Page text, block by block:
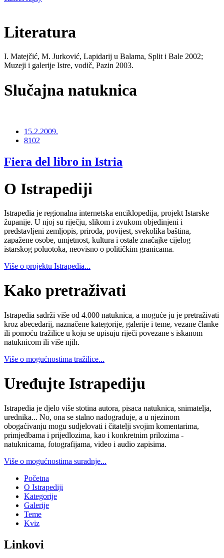
Literatura
I. Matejčić, M. Jurković, Lapidarij u Balama, Split i Bale 2002;
Muzeji i galerije Istre, vodič, Pazin 2003.
Slučajna natuknica
15.2.2009.
8102
Fiera del libro in Istria
O Istrapediji
Istrapedia je regionalna internetska enciklopedija, projekt Istarske
županije. U njoj su riječju, slikom i zvukom objedinjeni i
predstavljeni zemljopis, priroda, povijest, svekolika baština,
zapažene osobe, umjetnost, kultura i ostale značajke cijelog
istarskog poluotoka, neovisno o političkim granicama.
Više o projektu Istrapedia...
Kako pretraživati
Istrapedia sadrži više od 4.000 natuknica, a moguće ju je pretraživati
kroz abecedarij, naznačene kategorije, galerije i teme, vezane članke
ili pomoću tražilice u koju se upisuju riječi povezane s iskanom
natuknicom ili više njih.
Više o mogućnostima tražilice...
Uređujte Istrapediju
Istrapedia je djelo više stotina autora, pisaca natuknica, snimatelja,
urednika... No, ona se stalno nadograđuje, a u njezinom
obogaćivanju mogu sudjelovati i čitatelji svojim komentarima,
primjedbama i prijedlozima, kao i konkretnim prilozima -
natuknicama, fotografijama, video i audio zapisima.
Više o mogućnostima suradnje...
Početna
O Istrapediji
Kategorije
Galerije
Teme
Kviz
Linkovi